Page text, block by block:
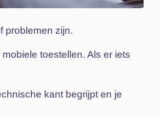
problemen zijn.
toestellen. Als er iets
kant begrijpt en je